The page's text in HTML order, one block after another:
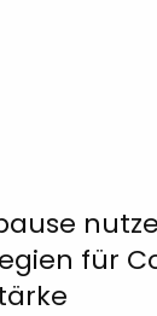
für